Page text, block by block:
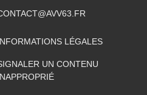
LÉGALES
UN CONTENU